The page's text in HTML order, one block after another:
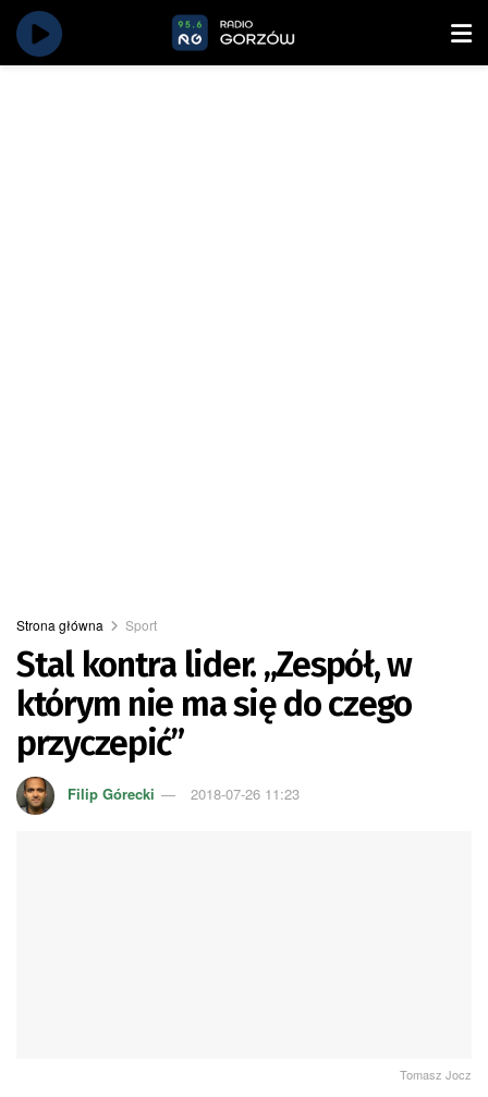
Strona główna Sport
Stal kontra lider. „Zespół, w
którym nie ma się do czego
przyczepić”
Filip Górecki 2018-07-26 11:23
Tomasz Jocz